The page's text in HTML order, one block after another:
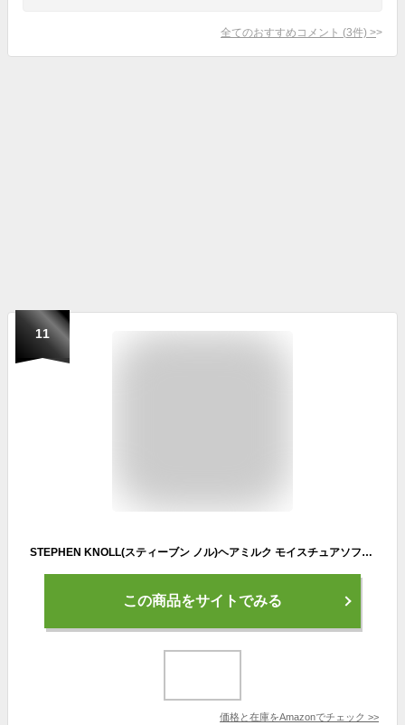
全てのおすすめコメント (3件) >
11
STEPHEN KNOLL(スティーブン ノル)ヘアミルク モイスチュアソフニング エマルジョン スムースリペア 本体 100mL 洗い流さないトリートメント ヘアケア ヘア美容液 しっとりうるおい 乾燥 パサつき 細い髪 キューティクル補修 保湿 熱プロテクト UVカット フローラルフルーティムスクの香り サロン
この商品をサイトでみる
価格と在庫をAmazonでチェック >>